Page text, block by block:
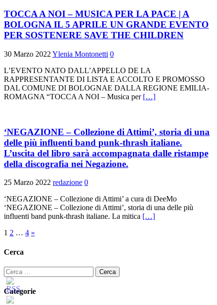
TOCCA A NOI – MUSICA PER LA PACE | A
BOLOGNA IL 5 APRILE UN GRANDE EVENTO
PER SOSTENERE SAVE THE CHILDREN
30 Marzo 2022 Ylenia Montonetti 0
L’EVENTO NATO DALL’APPELLO DE LA
RAPPRESENTANTE DI LISTA E ACCOLTO E PROMOSSO
DAL COMUNE DI BOLOGNAE DALLA REGIONE EMILIA-
ROMAGNA “TOCCA A NOI – Musica per […]
‘NEGAZIONE – Collezione di Attimi’, storia di una
delle più influenti band punk-thrash italiane.
L’uscita del libro sarà accompagnata dalle ristampe
della discografia nei Negazione.
25 Marzo 2022 redazione 0
‘NEGAZIONE – Collezione di Attimi’ a cura di DeeMo
‘NEGAZIONE – Collezione di Attimi’, storia di una delle più
influenti band punk-thrash italiane. La mitica […]
Paginazione
degli
1 2 … 4 »
Cerca
Ricerca
per:
Categorie